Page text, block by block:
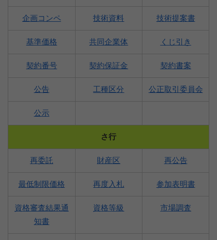
企画コンペ 技術資料 技術提案書
基準価格 共同企業体 くじ引き
契約番号 契約保証金 契約書案
公告 工種区分 公正取引委員会
公示
さ行
再委託 財産区 再公告
最低制限価格 再度入札 参加表明書
資格審査結果通
知書
資格等級 市場調査